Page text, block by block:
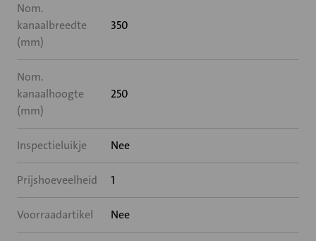
Nom.
kanaalbreedte
(mm)
350
Nom.
kanaalhoogte
(mm)
250
Inspectieluikje Nee
Prijshoeveelheid 1
Voorraadartikel Nee